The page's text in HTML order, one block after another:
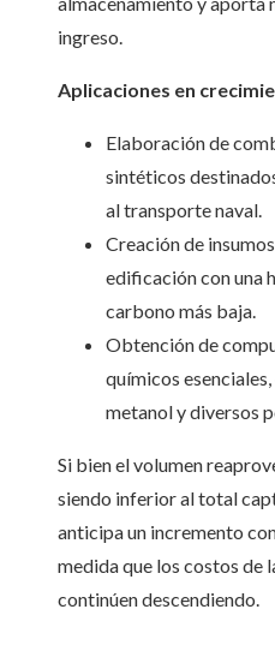
ingreso.
Aplicaciones en
Elaboración de
sintéticos
al transporte naval.
Creación de
edificación con una
carbono más baja.
Obtención de
químicos
metanol y diversos
Si bien el volumen
siendo inferior al total
anticipa un incremento
medida que los costos de
continúen descendiendo.